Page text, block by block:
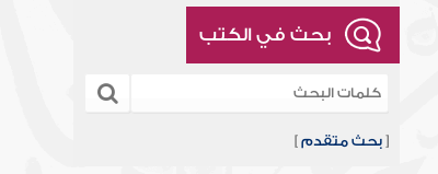
بحث في الكتب
[بحث متقدم ]